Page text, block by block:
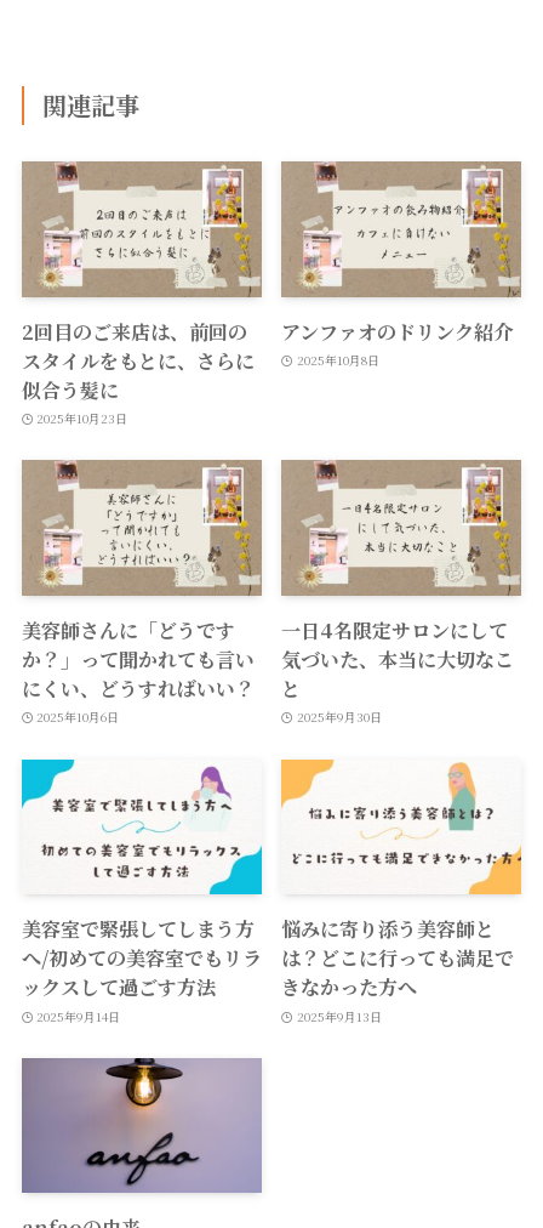
関連記事
2回目のご来店は、前回の
スタイルをもとに、さらに
似合う髪に
2025年10月23日
アンファオのドリンク紹介
2025年10月8日
美容師さんに「どうです
か？」って聞かれても言い
にくい、どうすればいい？
2025年10月6日
一日4名限定サロンにして
気づいた、本当に大切なこ
と
2025年9月30日
美容室で緊張してしまう方
へ/初めての美容室でもリラ
ックスして過ごす方法
2025年9月14日
悩みに寄り添う美容師と
は？どこに行っても満足で
きなかった方へ
2025年9月13日